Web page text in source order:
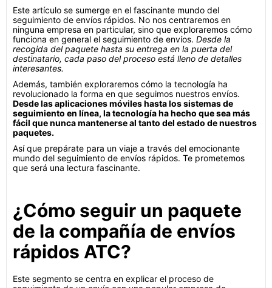
Este artículo se sumerge en el fascinante mundo del
seguimiento de envíos rápidos. No nos centraremos en
ninguna empresa en particular, sino que exploraremos cómo
funciona en general el seguimiento de envíos. Desde la
recogida del paquete hasta su entrega en la puerta del
destinatario, cada paso del proceso está lleno de detalles
interesantes.
Además, también exploraremos cómo la tecnología ha
revolucionado la forma en que seguimos nuestros envíos.
Desde las aplicaciones móviles hasta los sistemas de
seguimiento en línea, la tecnología ha hecho que sea más
fácil que nunca mantenerse al tanto del estado de nuestros
paquetes.
Así que prepárate para un viaje a través del emocionante
mundo del seguimiento de envíos rápidos. Te prometemos
que será una lectura fascinante.
¿Cómo seguir un paquete
de la compañía de envíos
rápidos ATC?
Este segmento se centra en explicar el proceso de